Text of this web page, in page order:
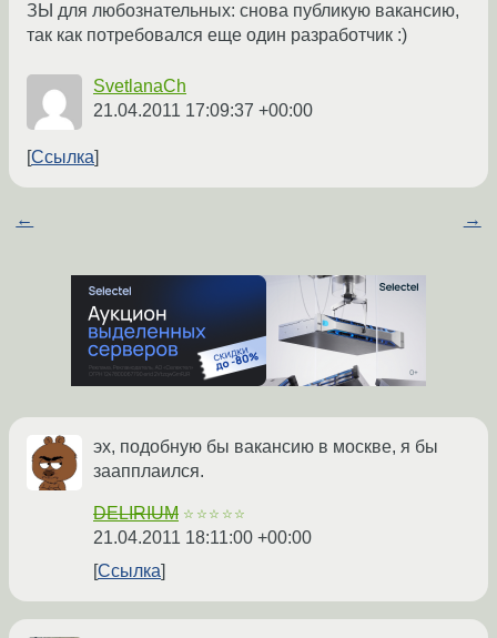
ЗЫ для любознательных: снова публикую вакансию,
так как потребовался еще один разработчик :)
SvetlanaCh
21.04.2011 17:09:37 +00:00
Ссылка
← →
эх, подобную бы вакансию в москве, я бы
заапплаился.
DELIRIUM ☆☆☆☆☆
21.04.2011 18:11:00 +00:00
Ссылка